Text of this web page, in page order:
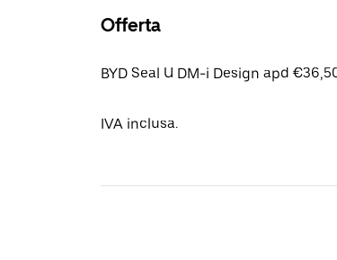
Offerta
BYD Seal U DM-i Design apd
IVA inclusa.